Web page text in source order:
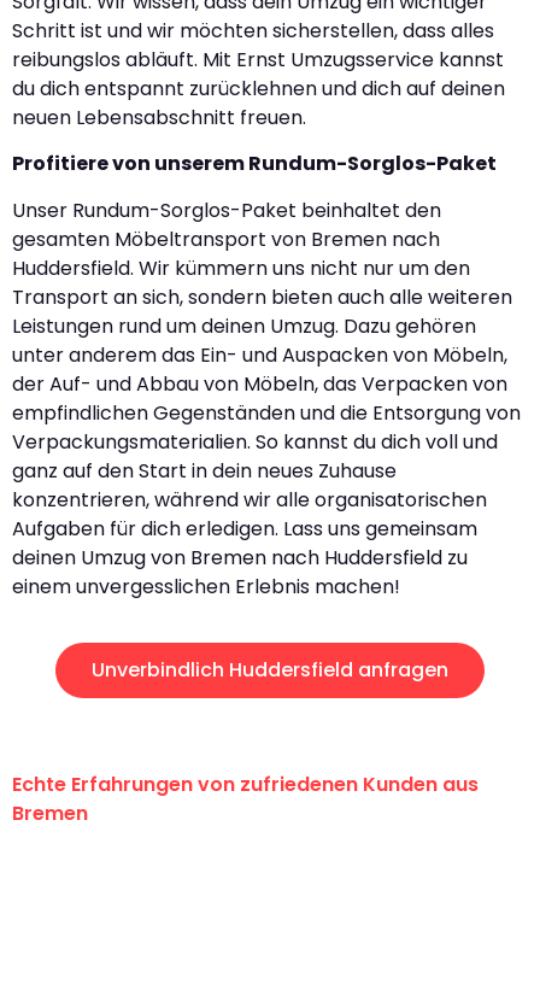
Schritt ist und wir möchten sicherstellen, dass alles
reibungslos abläuft. Mit Ernst Umzugsservice kannst
du dich entspannt zurücklehnen und dich auf deinen
neuen Lebensabschnitt freuen.
Profitiere von unserem Rundum-Sorglos-Paket
Unser Rundum-Sorglos-Paket beinhaltet den
gesamten Möbeltransport von Bremen nach
Huddersfield. Wir kümmern uns nicht nur um den
Transport an sich, sondern bieten auch alle weiteren
Leistungen rund um deinen Umzug. Dazu gehören
unter anderem das Ein- und Auspacken von Möbeln,
der Auf- und Abbau von Möbeln, das Verpacken von
empfindlichen Gegenständen und die Entsorgung von
Verpackungsmaterialien. So kannst du dich voll und
ganz auf den Start in dein neues Zuhause
konzentrieren, während wir alle organisatorischen
Aufgaben für dich erledigen. Lass uns gemeinsam
deinen Umzug von Bremen nach Huddersfield zu
einem unvergesslichen Erlebnis machen!
Unverbindlich Huddersfield anfragen
Echte Erfahrungen von zufriedenen Kunden aus
Bremen